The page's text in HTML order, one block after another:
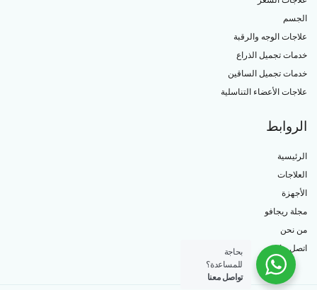
الجسم
علاجات الوجه والرقبة
خدمات تجميل الذراع
خدمات تجميل الساقين
علاجات الأعضاء التناسلية
الروابط
الرئيسية
العلاجات
الأجهزة
مجلة ريجافو
من نحن
اتصل بنا
بحاجة
للمساعدة؟
تواصل معنا